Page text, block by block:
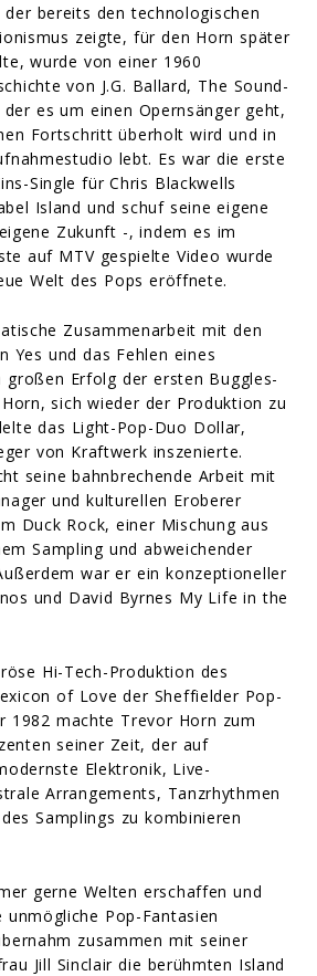
der bereits den technologischen
zeigte, für den Horn später
wurde von einer 1960
von J.G. Ballard, The Sound-
es um einen Opernsänger geht,
Fortschritt überholt wird und in
lebt. Es war die erste
Single für Chris Blackwells
Island und schuf seine eigene
Zukunft -, indem es im
auf MTV gespielte Video wurde
Welt des Pops eröffnete.
Zusammenarbeit mit den
Yes und das Fehlen eines
Erfolg der ersten Buggles-
sich wieder der Produktion zu
das Light-Pop-Duo Dollar,
von Kraftwerk inszenierte.
seine bahnbrechende Arbeit mit
und kulturellen Eroberer
Duck Rock, einer Mischung aus
Sampling und abweichender
war er ein konzeptioneller
und David Byrnes My Life in the
Hi-Tech-Produktion des
of Love der Sheffielder Pop-
1982 machte Trevor Horn zum
seiner Zeit, der auf
Elektronik, Live-
Arrangements, Tanzrhythmen
Samplings zu kombinieren
gerne Welten erschaffen und
Pop-Fantasien
zusammen mit seiner
Jill Sinclair die berühmten Island